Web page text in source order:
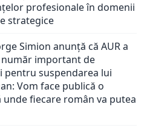
profesionale în domenii
strategice
Simion anunță că AUR a
important de
pentru suspendarea lui
Vom face publică o
fiecare român va putea